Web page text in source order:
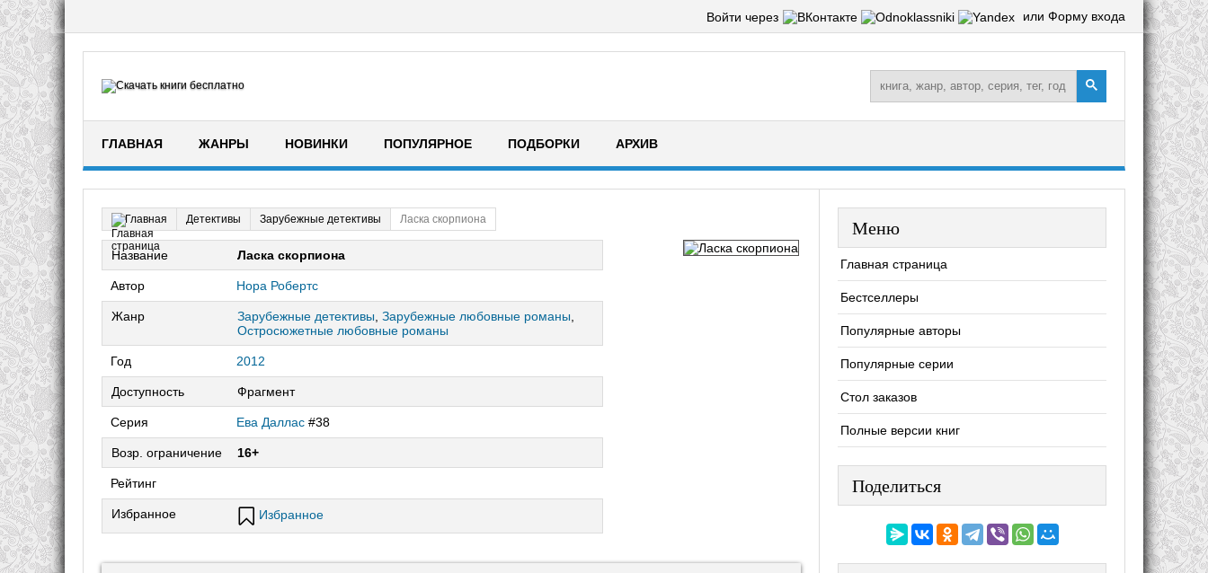
Войти через или Форму входа
ГЛАВНАЯ ЖАНРЫ НОВИНКИ ПОПУЛЯРНОЕ ПОДБОРКИ АРХИВ
Главная Детективы Зарубежные детективы Ласка скорпиона
Название Ласка скорпиона
Автор Нора Робертс
Жанр Зарубежные детективы Зарубежные любовные романы
Остросюжетные любовные романы
Год 2012
Доступность Фрагмент
Серия Ева Даллас #38
Возр. ограничение 16+
Рейтинг
Избранное Избранное
Меню
Главная страница
Бестселлеры
Популярные авторы
Популярные серии
Стол заказов
Полные версии книг
Поделиться